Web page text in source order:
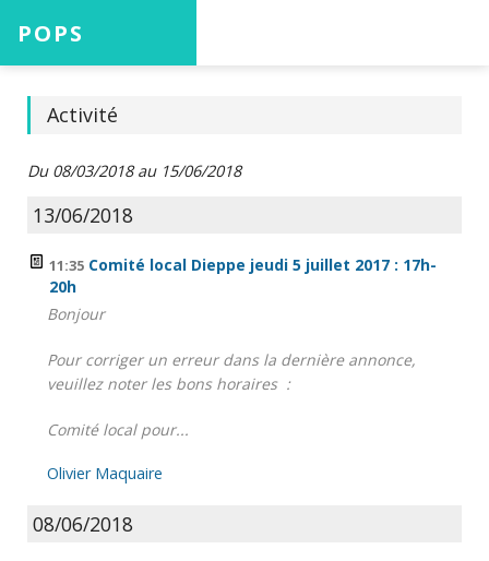
POPS
Accueil
Projets
Aide
Activité
Du 08/03/2018 au 15/06/2018
13/06/2018
11:35 Comité local Dieppe jeudi 5 juillet 2017 : 17h-
20h
Bonjour
Pour corriger un erreur dans la dernière annonce,
veuillez noter les bons horaires :
Comité local pour...
Olivier Maquaire
08/06/2018